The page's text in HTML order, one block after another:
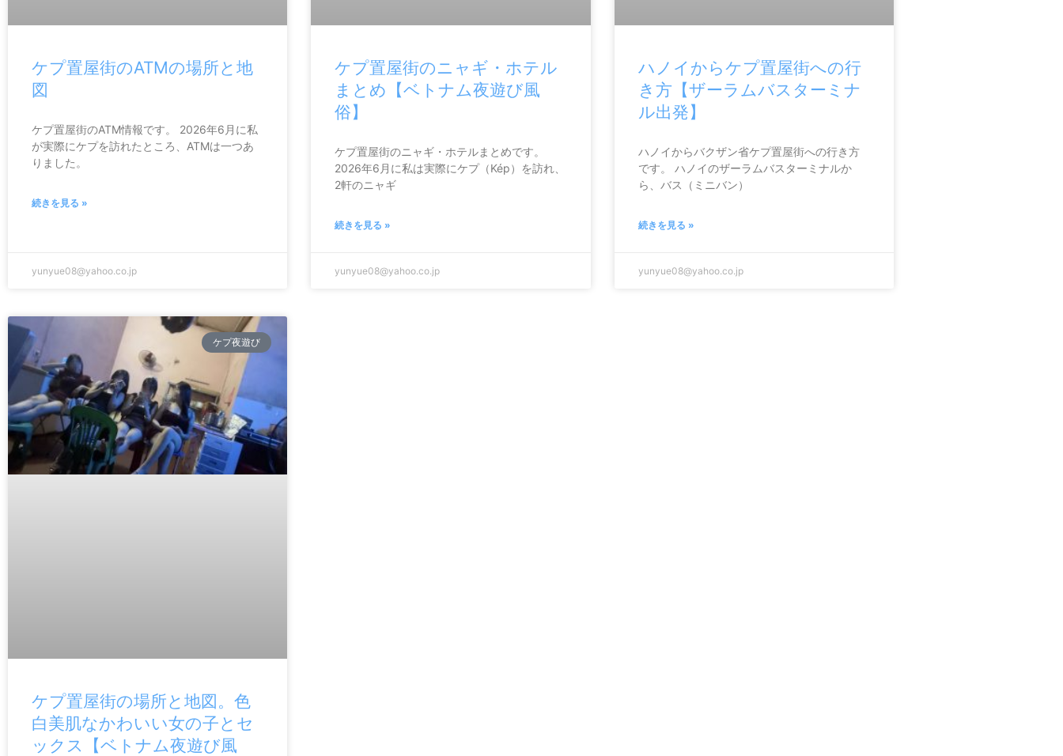
ケプ置屋街のATMの場所と地
図
ケプ置屋街のATM情報です。 2026年6月に私
が実際にケプを訪れたところ、ATMは一つあ
りました。
続きを見る »
yunyue08@yahoo.co.jp
ケプ置屋街のニャギ・ホテル
まとめ【ベトナム夜遊び風
俗】
ケプ置屋街のニャギ・ホテルまとめです。
2026年6月に私は実際にケプ（Kép）を訪れ、
2軒のニャギ
続きを見る »
yunyue08@yahoo.co.jp
ハノイからケプ置屋街への行
き方【ザーラムバスターミナ
ル出発】
ハノイからバクザン省ケプ置屋街への行き方
です。 ハノイのザーラムバスターミナルか
ら、バス（ミニバン）
続きを見る »
yunyue08@yahoo.co.jp
ケプ夜遊び
ケプ置屋街の場所と地図。色
白美肌なかわいい女の子とセ
ックス【ベトナム夜遊び風